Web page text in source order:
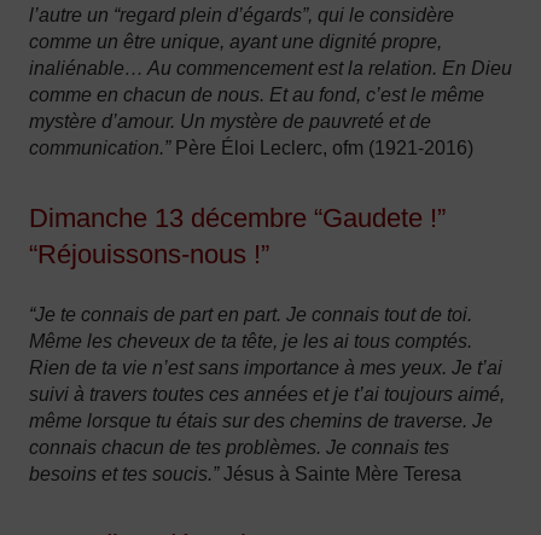
l’autre un “regard plein d’égards”, qui le considère
comme un être unique, ayant une dignité propre,
inaliénable… Au commencement est la relation. En Dieu
comme en chacun de nous. Et au fond, c’est le même
mystère d’amour. Un mystère de pauvreté et de
communication.”Père Éloi Leclerc, ofm (1921-2016)
Dimanche 13 décembre “Gaudete !”
“Réjouissons-nous !”
“Je te connais de part en part. Je connais tout de toi.
Même les cheveux de ta tête, je les ai tous comptés.
Rien de ta vie n’est sans importance à mes yeux. Je t’ai
suivi à travers toutes ces années et je t’ai toujours aimé,
même lorsque tu étais sur des chemins de traverse. Je
connais chacun de tes problèmes. Je connais tes
besoins et tes soucis.”Jésus à Sainte Mère Teresa